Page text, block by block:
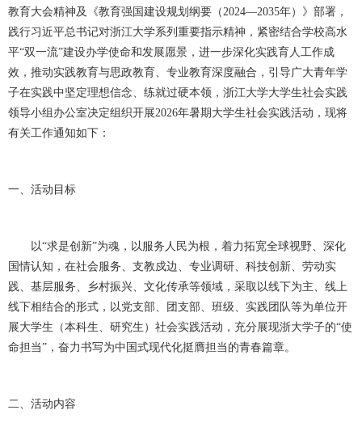
教育大会精神及《教育强国建设规划纲要（2024—2035年）》部署，
践行习近平总书记对浙江大学系列重要指示精神，紧密结合学校高水
平“双一流”建设办学使命和发展愿景，进一步深化实践育人工作成
效，推动实践教育与思政教育、专业教育深度融合，引导广大青年学
子在实践中坚定理想信念、练就过硬本领，浙江大学大学生社会实践
领导小组办公室决定组织开展2026年暑期大学生社会实践活动，现将
有关工作通知如下：
一、活动目标
以“求是创新”为魂，以服务人民为根，着力拓宽全球视野、深化
国情认知，在社会服务、支教戍边、专业调研、科技创新、劳动实
践、基层服务、乡村振兴、文化传承等领域，采取以线下为主、线上
线下相结合的形式，以党支部、团支部、班级、实践团队等为单位开
展大学生（本科生、研究生）社会实践活动，充分展现浙大学子的“使
命担当”，奋力书写为中国式现代化挺膺担当的青春篇章。
二、活动内容